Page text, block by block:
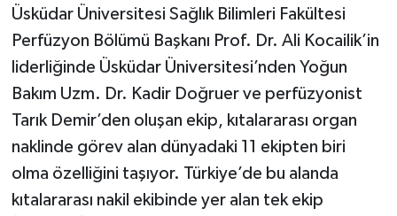
Üsküdar Üniversitesi Sağlık Bilimleri Fakültesi
Perfüzyon Bölümü Başkanı Prof. Dr. Ali Kocailik’in
liderliğinde Üsküdar Üniversitesi’nden Yoğun
Bakım Uzm. Dr. Kadir Doğruer ve perfüzyonist
Tarık Demir’den oluşan ekip, kıtalararası organ
naklinde görev alan dünyadaki 11 ekipten biri
olma özelliğini taşıyor. Türkiye’de bu alanda
kıtalararası nakil ekibinde yer alan tek ekip